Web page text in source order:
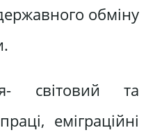
обміну
світовий та
еміграційні